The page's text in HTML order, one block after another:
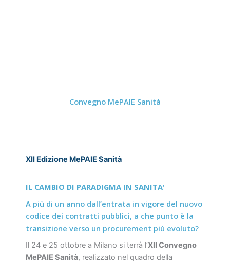
Convegno MePAIE Sanità
XII Edizione MePAIE Sanità
IL CAMBIO DI PARADIGMA IN SANITA'
A più di un anno dall’entrata in vigore del nuovo
codice dei contratti pubblici, a che punto è la
transizione verso un procurement più evoluto?
Il 24 e 25 ottobre a Milano si terrà l’XII Convegno
MePAIE Sanità, realizzato nel quadro della